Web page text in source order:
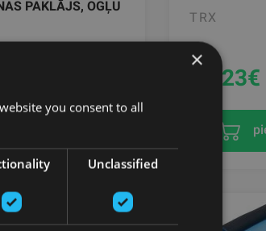
PAKLĀJS, OGĻU
TRX
26.23€
×
you consent to all
Unclassified